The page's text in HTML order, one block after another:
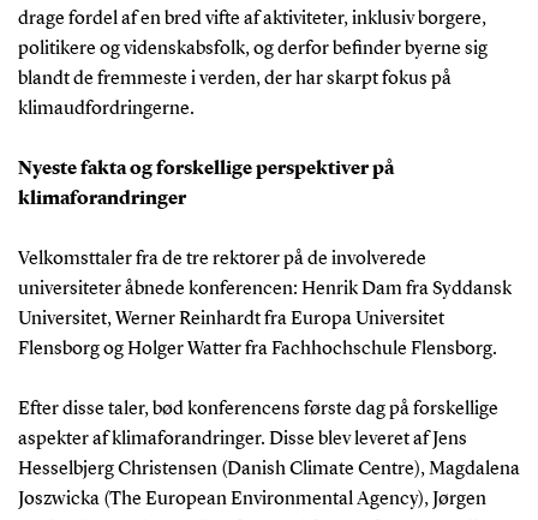
drage fordel af en bred vifte af aktiviteter, inklusiv borgere,
politikere og videnskabsfolk, og derfor befinder byerne sig
blandt de fremmeste i verden, der har skarpt fokus på
klimaudfordringerne.
Nyeste fakta og forskellige perspektiver på
klimaforandringer
Velkomsttaler fra de tre rektorer på de involverede
universiteter åbnede konferencen: Henrik Dam fra Syddansk
Universitet, Werner Reinhardt fra Europa Universitet
Flensborg og Holger Watter fra Fachhochschule Flensborg.
Efter disse taler, bød konferencens første dag på forskellige
aspekter af klimaforandringer. Disse blev leveret af Jens
Hesselbjerg Christensen (Danish Climate Centre), Magdalena
Joszwicka (The European Environmental Agency), Jørgen